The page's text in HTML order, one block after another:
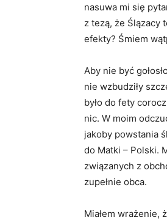
nasuwa mi się
z tezą, że Ślązacy
efekty? Śmiem
Aby nie być
nie wzbudziły
było do fety
nic. W moim
jakoby powstania
do Matki – Polski.
związanych z
zupełnie obca.
Miałem wrażenie,